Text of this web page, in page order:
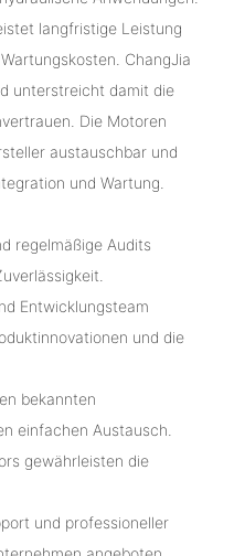
langfristige Leistung
ChangJia
unterstreicht damit die
Die Motoren
austauschbar und
und Wartung.
regelmäßige Audits
Entwicklungsteam
und die
bekannten
einfachen Austausch.
gewährleisten die
und professioneller